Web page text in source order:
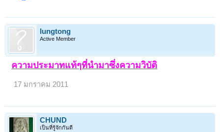
lungtong
Active Member
ความประมาทแท้ๆที่นำมาซึ่งความวิบัติ
17 มกราคม 2011
CHUND
เป็นที่รู้จักกันดี